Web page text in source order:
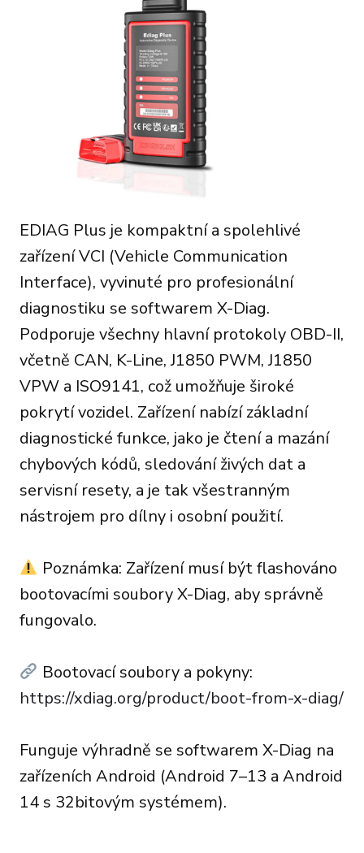
EDIAG Plus je kompaktní a spolehlivé
zařízení VCI (Vehicle Communication
Interface), vyvinuté pro profesionální
diagnostiku se softwarem X-Diag.
Podporuje všechny hlavní protokoly OBD-II,
včetně CAN, K-Line, J1850 PWM, J1850
VPW a ISO9141, což umožňuje široké
pokrytí vozidel. Zařízení nabízí základní
diagnostické funkce, jako je čtení a mazání
chybových kódů, sledování živých dat a
servisní resety, a je tak všestranným
nástrojem pro dílny i osobní použití.
Poznámka: Zařízení musí být flashováno
bootovacími soubory X-Diag, aby správně
fungovalo.
Bootovací soubory a pokyny:
https://xdiag.org/product/boot-from-x-diag/
Funguje výhradně se softwarem X-Diag na
zařízeních Android (Android 7–13 a Android
14 s 32bitovým systémem).